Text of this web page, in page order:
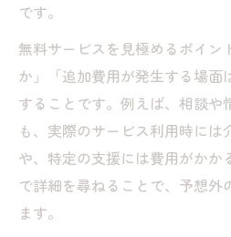
です。
無料サービスを見極めるポイン
か」「追加費用が発生する場面
することです。例えば、相談や
も、実際のサービス利用時に
や、特定の支援には費用がかか
で詳細を尋ねることで、予想外
ます。